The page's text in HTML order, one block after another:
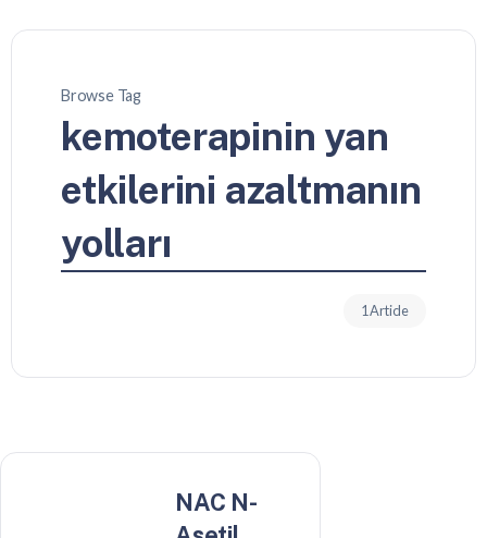
Browse Tag
kemoterapinin yan
etkilerini azaltmanın
yolları
1 Article
NAC N-